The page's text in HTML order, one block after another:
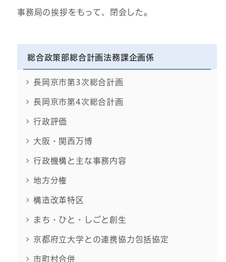
事務局の挨拶をもって、閉会した。
総合政策部総合計画法務課企画係
長岡京市第3次総合計画
長岡京市第4次総合計画
行政評価
大阪・関西万博
行政機構と主な事務内容
地方分権
構造改革特区
まち・ひと・しごと創生
京都府立大学との連携協力包括協定
市町村合併